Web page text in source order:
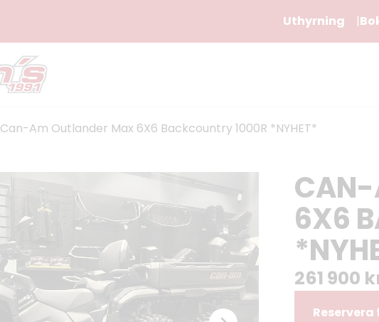
Uthyrning
Can-Am Outlander Max 6X6 Backcountry 1000R *NYHET*
CAN-
6X6
261 900